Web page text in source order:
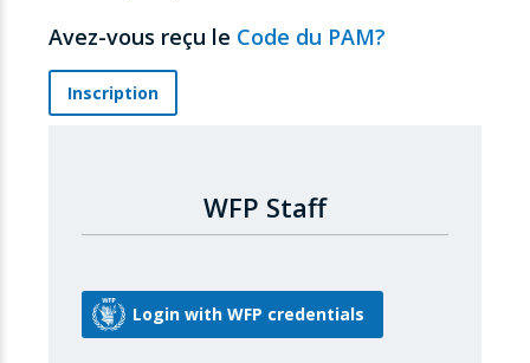
Avez-vous reçu le Code du PAM?
Inscription
WFP Staff